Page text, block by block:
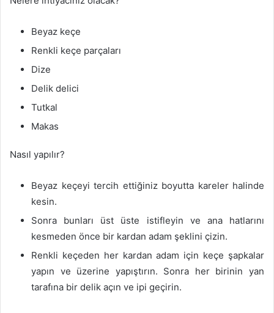
Beyaz keçe
Renkli keçe parçaları
Dize
Delik delici
Tutkal
Makas
Nasıl yapılır?
Beyaz keçeyi tercih ettiğiniz boyutta kareler halinde
kesin.
Sonra bunları üst üste istifleyin ve ana hatlarını
kesmeden önce bir kardan adam şeklini çizin.
Renkli keçeden her kardan adam için keçe şapkalar
yapın ve üzerine yapıştırın. Sonra her birinin yan
tarafına bir delik açın ve ipi geçirin.